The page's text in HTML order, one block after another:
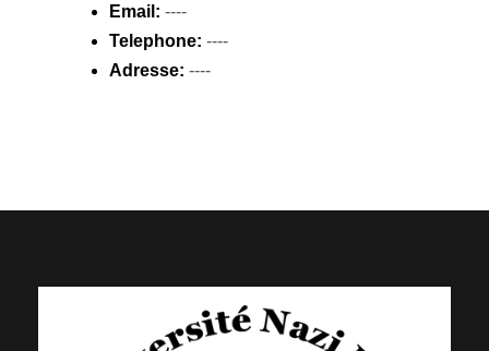
Email: ----
Telephone: ----
Adresse: ----